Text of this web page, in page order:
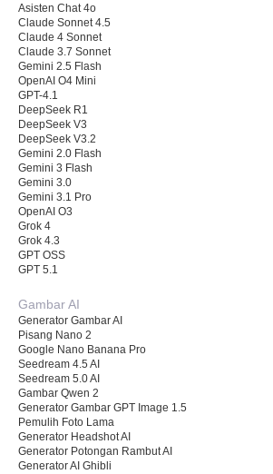
Asisten Chat 4o
Claude Sonnet 4.5
Claude 4 Sonnet
Claude 3.7 Sonnet
Gemini 2.5 Flash
OpenAI O4 Mini
GPT-4.1
DeepSeek R1
DeepSeek V3
DeepSeek V3.2
Gemini 2.0 Flash
Gemini 3 Flash
Gemini 3.0
Gemini 3.1 Pro
OpenAI O3
Grok 4
Grok 4.3
GPT OSS
GPT 5.1
Gambar AI
Generator Gambar AI
Pisang Nano 2
Google Nano Banana Pro
Seedream 4.5 AI
Seedream 5.0 AI
Gambar Qwen 2
Generator Gambar GPT Image 1.5
Pemulih Foto Lama
Generator Headshot AI
Generator Potongan Rambut AI
Generator AI Ghibli